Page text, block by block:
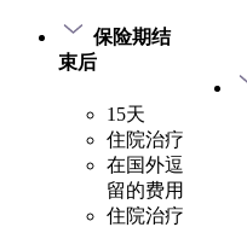
保险期结
束后
15天
住院治疗
在国外逗
留的费用
住院治疗